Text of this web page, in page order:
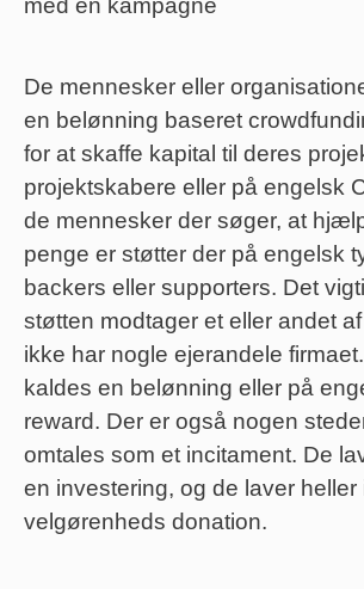
med en kampagne
De mennesker eller
en belønning baseret
for at skaffe kapital til deres
projektskabere eller på engelsk
de mennesker der søger, at
penge er støtter der på engelsk
backers eller supporters. Det
støtten modtager et eller andet
ikke har nogle ejerandele
kaldes en belønning eller på
reward. Der er også nogen
omtales som et incitament. De
en investering, og de laver heller
velgørenheds donation.